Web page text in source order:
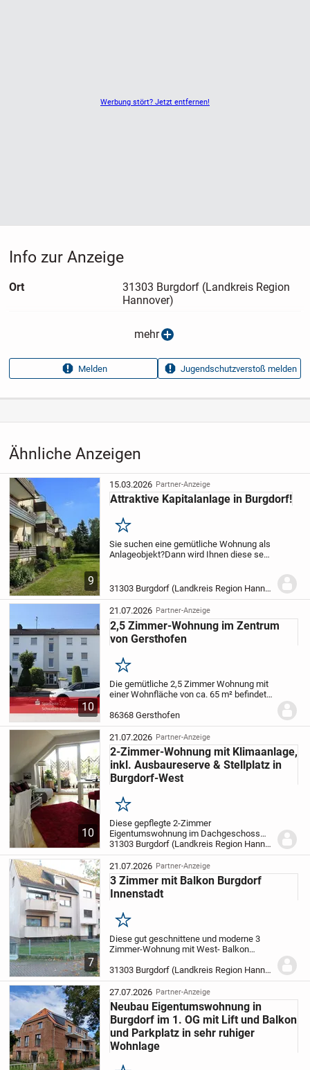
Werbung stört? Jetzt entfernen!
Ähnliche Anzeigen
9
15.03.2026 Partner-Anzeige
Attraktive Kapitalanlage in Burgdorf!
Merken
Sie suchen eine gemütliche Wohnung als
Anlageobjekt?Dann wird Ihnen diese sehr
Burgdorf gelegene Wohnung überzeugt...31303 Burgdorf (Landkreis Region Hannover)
10
21.07.2026 Partner-Anzeige
2,5 Zimmer-Wohnung im Zentrum
von Gersthofen
Merken
Die gemütliche 2,5 Zimmer Wohnung mit
einer Wohnfläche von ca. 65 m² befindet
Wohnanlage in zentraler Lage von
Gersthofen, dem beliebten Musikerviertel.
An...
86368 Gersthofen
10
21.07.2026 Partner-Anzeige
2-Zimmer-Wohnung mit Klimaanlage,
inkl. Ausbaureserve & Stellplatz in
Burgdorf-West
Merken
Diese gepflegte 2-Zimmer
Eigentumswohnung im Dachgeschoss
überzeugt mit einer Wohnfläche von ca.
50m² und einer attraktiven Ausbaureserve
im Spitzboden, die laut Teilungserklärung
nur dieser Wohnung...
31303 Burgdorf (Landkreis Region Hannover)
7
21.07.2026 Partner-Anzeige
3 Zimmer mit Balkon Burgdorf
Innenstadt
Merken
Diese gut geschnittene und moderne 3
Zimmer-Wohnung mit West- Balkon
von Burgdorf in der ersten Etage eines
kleinen Mehrfamilien-Hauses. Sie besteht
aus einem...
31303 Burgdorf (Landkreis Region Hannover)
27.07.2026 Partner-Anzeige
Neubau Eigentumswohnung in
Burgdorf im 1. OG mit Lift und Balkon
und Parkplatz in sehr ruhiger
Wohnlage
Info zur Anzeige
Ort
31303 Burgdorf (Landkreis Region
Hannover)
Anzeigen­kennung
aa2c4e86
Kategorie Immobilien›Kaufen›Wohnungen
mehr
Melden Jugendschutzverstoß melden